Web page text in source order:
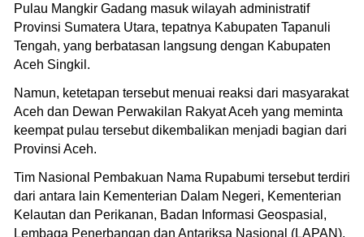
Pulau Mangkir Gadang masuk wilayah administratif
Provinsi Sumatera Utara, tepatnya Kabupaten Tapanuli
Tengah, yang berbatasan langsung dengan Kabupaten
Aceh Singkil.
Namun, ketetapan tersebut menuai reaksi dari masyarakat
Aceh dan Dewan Perwakilan Rakyat Aceh yang meminta
keempat pulau tersebut dikembalikan menjadi bagian dari
Provinsi Aceh.
Tim Nasional Pembakuan Nama Rupabumi tersebut terdiri
dari antara lain Kementerian Dalam Negeri, Kementerian
Kelautan dan Perikanan, Badan Informasi Geospasial,
Lembaga Penerbangan dan Antariksa Nasional (LAPAN),